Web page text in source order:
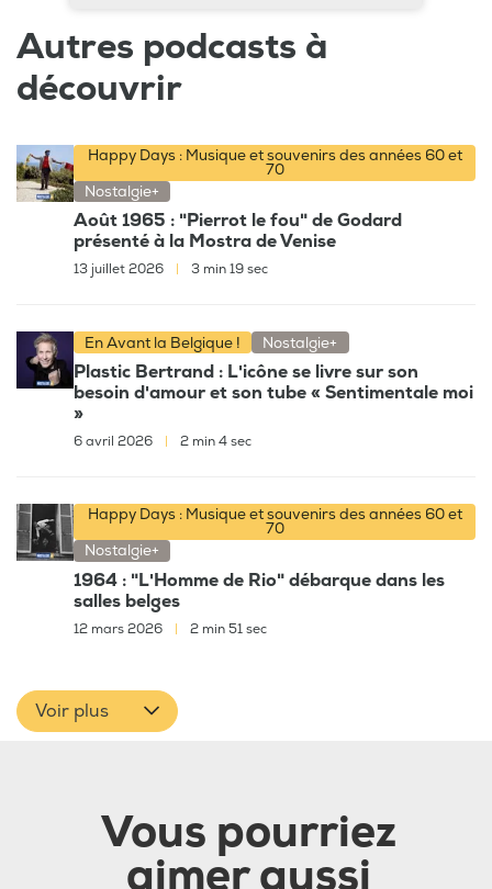
Autres podcasts à
découvrir
Happy Days : Musique et souvenirs des années 60 et
70
Nostalgie+
Août 1965 : "Pierrot le fou" de Godard
présenté à la Mostra de Venise
13 juillet 2026 3 min 19 sec
En Avant la Belgique ! Nostalgie+
Plastic Bertrand : L'icône se livre sur son
besoin d'amour et son tube « Sentimentale moi
»
6 avril 2026 2 min 4 sec
Happy Days : Musique et souvenirs des années 60 et
70
Nostalgie+
1964 : "L'Homme de Rio" débarque dans les
salles belges
12 mars 2026 | 2 min 51 sec
Voir plus
Vous pourriez
aimer aussi